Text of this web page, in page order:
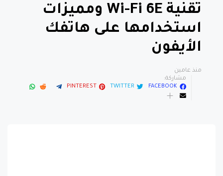
استخدامها على هاتفك
الأيفون
منذ عامين
FACEBOOK